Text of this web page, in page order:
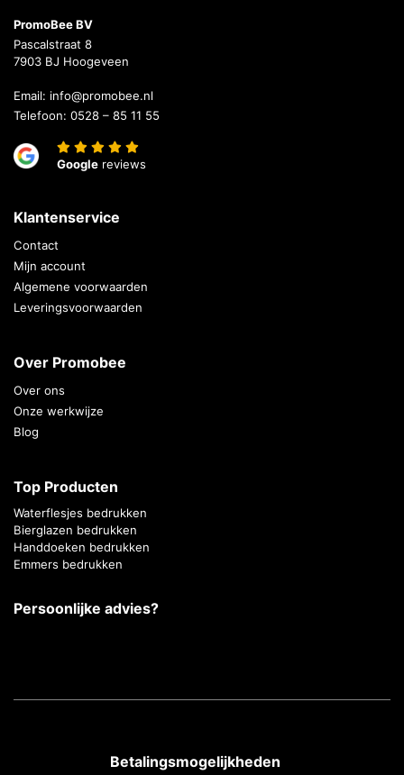
PromoBee BV
Pascalstraat 8
7903 BJ Hoogeveen
Email: info@promobee.nl
Telefoon: 0528 – 85 11 55
Google reviews
Klantenservice
Contact
Mijn account
Algemene voorwaarden
Leveringsvoorwaarden
Over Promobee
Over ons
Onze werkwijze
Blog
Top Producten
Waterflesjes bedrukken
Bierglazen bedrukken
Handdoeken bedrukken
Emmers bedrukken
Persoonlijke advies?
Betalingsmogelijkheden